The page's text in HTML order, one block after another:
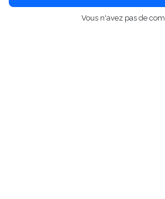
Vous n'avez pas de